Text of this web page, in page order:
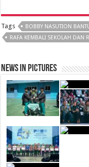
Tags
BOBBY NASUTION
RAFA KEMBALI SEKOLAH DAN
News in Pictures